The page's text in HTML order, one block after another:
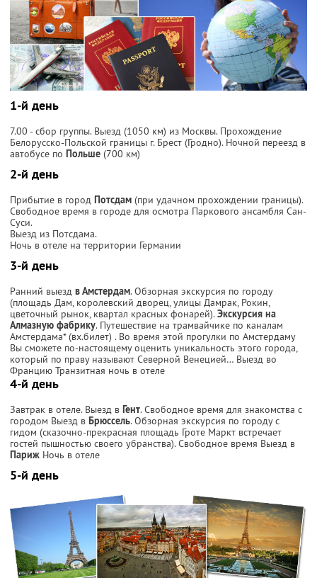
1-й день
7.00 - сбор группы. Выезд (1050 км) из Москвы. Прохождение
Белорусско-Польской границы г. Брест (Гродно). Ночной переезд в
автобусе по Польше (700 км)
2-й день
Прибытие в город Потсдам (при удачном прохождении границы).
Свободное время в городе для осмотра Паркового ансамбля Сан-
Суси.
Выезд из Потсдама.
Ночь в отеле на территории Германии
3-й день
Ранний выезд в Амстердам. Обзорная экскурсия по городу
(площадь Дам, королевский дворец, улицы Дамрак, Рокин,
цветочный рынок, квартал красных фонарей).Экскурсия на
Алмазную фабрику. Путешествие на трамвайчике по каналам
Амстердама* (вх.билет) . Во время этой прогулки по Амстердаму
Вы сможете по-настоящему оценить уникальность этого города,
который по праву называют Северной Венецией… Выезд во
Францию Транзитная ночь в отеле
4-й день
Завтрак в отеле. Выезд в Гент. Свободное время для знакомства с
городом Выезд в Брюссель. Обзорная экскурсия по городу с
гидом (сказочно-прекрасная площадь Гроте Маркт встречает
гостей пышностью своего убранства). Свободное время Выезд в
Париж Ночь в отеле
5-й день